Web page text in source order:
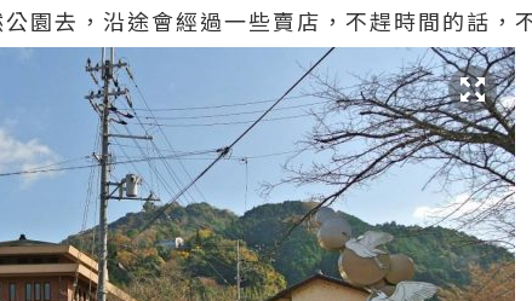
園去，沿途會經過一些賣店，不趕時間的話，